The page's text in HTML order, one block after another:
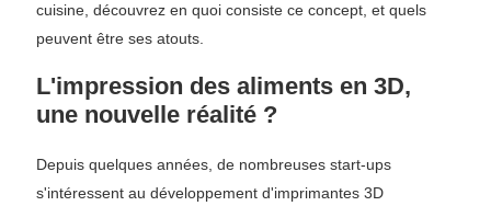
cuisine, découvrez en quoi consiste ce concept, et quels
peuvent être ses atouts.
L'impression des aliments en 3D,
une nouvelle réalité ?
Depuis quelques années, de nombreuses start-ups
s'intéressent au développement d'imprimantes 3D